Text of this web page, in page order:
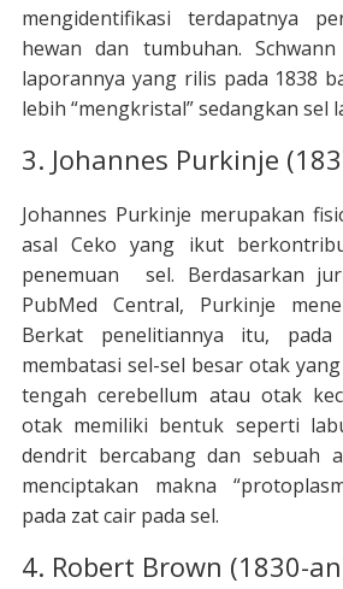
mengidentifikasi terdapatnya
hewan dan tumbuhan.
laporannya yang rilis pada 1838
lebih “mengkristal” sedangkan sel
3. Johannes Purkinje
Johannes Purkinje merupakan
asal Ceko yang ikut
penemuan sel. Berdasarkan
PubMed Central, Purkinje
Berkat penelitiannya itu,
membatasi sel-sel besar otak
tengah cerebellum atau otak
otak memiliki bentuk seperti
dendrit bercabang dan sebuah
menciptakan makna
pada zat cair pada sel.
4. Robert Brown (1830-